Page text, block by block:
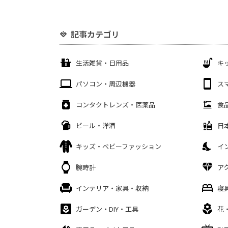
記事カテゴリ
生活雑貨・日用品 キ
パソコン・周辺機器 ス
コンタクトレンズ・医薬品 食
ビール・洋酒 日
キッズ・ベビーファッション イ
腕時計 ア
インテリア・家具・収納 寝
ガーデン・DIY・工具 花